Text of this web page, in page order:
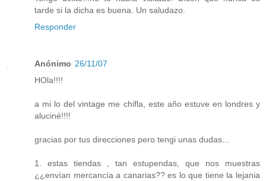
tarde si la dicha es buena. Un saludazo.
Responder
Anónimo 26/11/07
HOla!!!!
a mi lo del vintage me chifla, este año estuve en londres y
aluciné!!!!
gracias por tus direcciones pero tengi unas dudas...
1. estas tiendas , tan estupendas, que nos muestras
¿¿envían mercancía a canarias?? es lo que tiene la lejania